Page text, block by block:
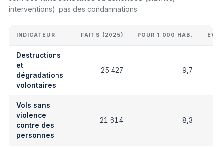
interventions), pas des condamnations.
INDICATEUR FAITS (2025) POUR 1 000 HAB.
Destructions
et
dégradations
volontaires
25 427 9,7
Vols sans
violence
contre des
personnes
21 614 8,3